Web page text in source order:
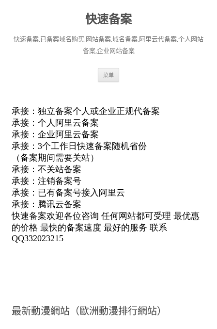
快速备案
快速备案,已备案域名购买,网站备案,域名备案,阿里云代备案,个人网站
备案,企业网站备案
菜单
最新動漫網站（歐洲動漫排行網站）